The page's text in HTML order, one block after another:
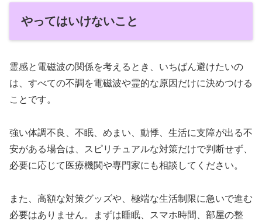
やってはいけないこと
霊感と電磁波の関係を考えるとき、いちばん避けたいの
は、すべての不調を電磁波や霊的な原因だけに決めつける
ことです。
強い体調不良、不眠、めまい、動悸、生活に支障が出る不
安がある場合は、スピリチュアルな対策だけで判断せず、
必要に応じて医療機関や専門家にも相談してください。
また、高額な対策グッズや、極端な生活制限に急いで進む
必要はありません。まずは睡眠、スマホ時間、部屋の整